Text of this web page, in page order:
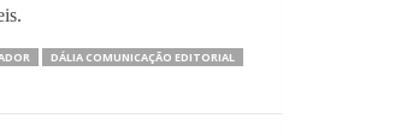
DÁLIA COMUNICAÇÃO EDITORIAL